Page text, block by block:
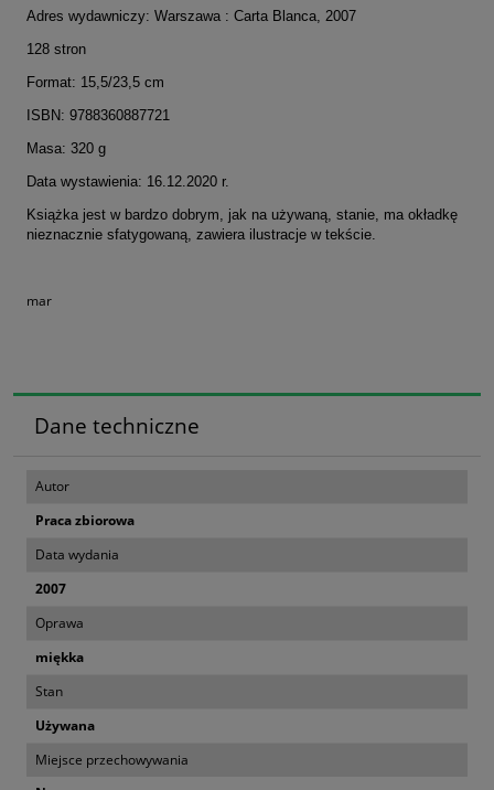
Adres wydawniczy: Warszawa : Carta Blanca, 2007
128 stron
Format: 15,5/23,5 cm
ISBN: 9788360887721
Masa: 320 g
Data wystawienia: 16.12.2020 r.
Książka jest w bardzo dobrym, jak na używaną, stanie, ma okładkę
nieznacznie sfatygowaną, zawiera ilustracje w tekście.
mar
Dane techniczne
Autor
Praca zbiorowa
Data wydania
2007
Oprawa
miękka
Stan
Używana
Miejsce przechowywania